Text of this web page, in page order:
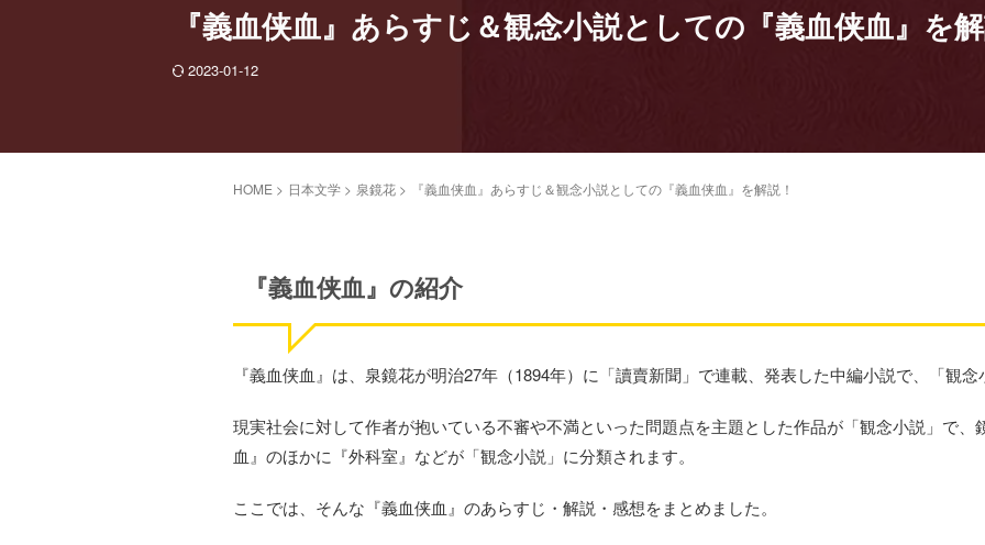
『義血侠血』あらすじ＆観念小説としての『義血侠血』を解
2023-01-12
HOME > 日本文学 > 泉鏡花 > 『義血侠血』あらすじ＆観念小説としての『義血侠血』を解説！
『義血侠血』の紹介
『義血侠血』は、泉鏡花が明治27年（1894年）に「讀賣新聞」で連載、発表した中編小説で、「観念
現実社会に対して作者が抱いている不審や不満といった問題点を主題とした作品が「観念小説」で
血』のほかに『外科室』などが「観念小説」に分類されます。
ここでは、そんな『義血侠血』のあらすじ・解説・感想をまとめました。